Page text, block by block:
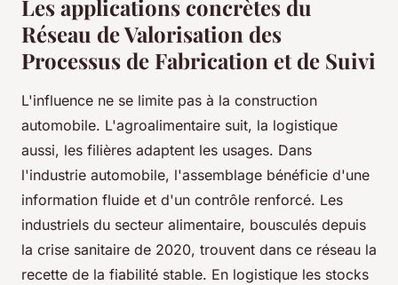
Les applications concrètes du
Réseau de Valorisation des
Processus de Fabrication et de Suivi
L'influence ne se limite pas à la construction
automobile. L'agroalimentaire suit, la logistique
aussi, les filières adaptent les usages. Dans
l'industrie automobile, l'assemblage bénéficie d'une
information fluide et d'un contrôle renforcé. Les
industriels du secteur alimentaire, bousculés depuis
la crise sanitaire de 2020, trouvent dans ce réseau la
recette de la fiabilité stable. En logistique les stocks